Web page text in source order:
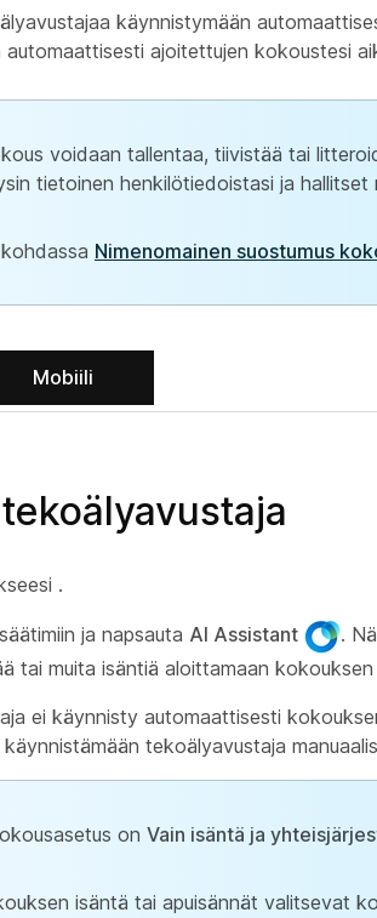
käynnistymään
ajoitettujen kokoustesi
voidaan tallentaa, tiivistää tai
tietoinen henkilötiedoistasi ja hallitset
Nimenomainen suostumus
Mobiili
.
ja napsauta AI Assistant
.
tai muita isäntiä aloittamaan
ei käynnisty automaattisesti
tekoälyavustaja
on Vain isäntä ja
isäntä tai apuisännät valitsevat